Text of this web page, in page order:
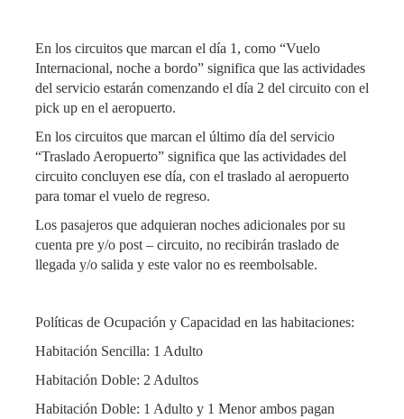
En los circuitos que marcan el día 1, como “Vuelo
Internacional, noche a bordo” significa que las actividades
del servicio estarán comenzando el día 2 del circuito con el
pick up en el aeropuerto.
En los circuitos que marcan el último día del servicio
“Traslado Aeropuerto” significa que las actividades del
circuito concluyen ese día, con el traslado al aeropuerto
para tomar el vuelo de regreso.
Los pasajeros que adquieran noches adicionales por su
cuenta pre y/o post – circuito, no recibirán traslado de
llegada y/o salida y este valor no es reembolsable.
Políticas de Ocupación y Capacidad en las habitaciones:
Habitación Sencilla: 1 Adulto
Habitación Doble: 2 Adultos
Habitación Doble: 1 Adulto y 1 Menor ambos pagan